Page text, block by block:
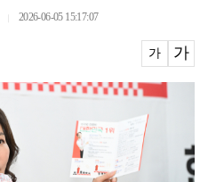
2026-06-05 15:17:07
가 가